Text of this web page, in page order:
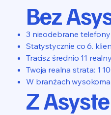
Bez
3 nieodebrane
Statystycznie co 6.
Tracisz średnio 11
Twoja realna strata: 1
W branżach
Z